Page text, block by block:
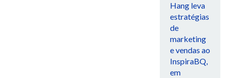
Hang leva
estratégias
de
marketing
e vendas ao
InspiraBQ,
em